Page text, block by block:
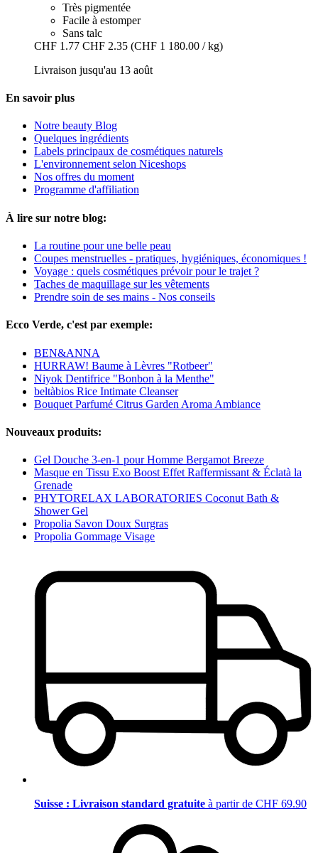
Très pigmentée
Facile à estomper
Sans talc
CHF 1.77 CHF 2.35 (CHF 1 180.00 / kg)
Livraison jusqu'au 13 août
En savoir plus
Notre beauty Blog
Quelques ingrédients
Labels principaux de cosmétiques naturels
L'environnement selon Niceshops
Nos offres du moment
Programme d'affiliation
À lire sur notre blog:
La routine pour une belle peau
Coupes menstruelles - pratiques, hygiéniques, économiques !
Voyage : quels cosmétiques prévoir pour le trajet ?
Taches de maquillage sur les vêtements
Prendre soin de ses mains - Nos conseils
Ecco Verde, c'est par exemple:
BEN&ANNA
HURRAW! Baume à Lèvres "Rotbeer"
Niyok Dentifrice "Bonbon à la Menthe"
beltàbios Rice Intimate Cleanser
Bouquet Parfumé Citrus Garden Aroma Ambiance
Nouveaux produits:
Gel Douche 3-en-1 pour Homme Bergamot Breeze
Masque en Tissu Exo Boost Effet Raffermissant & Éclatà la
Grenade
PHYTORELAX LABORATORIES Coconut Bath &
Shower Gel
Propolia Savon Doux Surgras
Propolia Gommage Visage
Suisse : Livraison standard gratuite à partir de CHF 69.90